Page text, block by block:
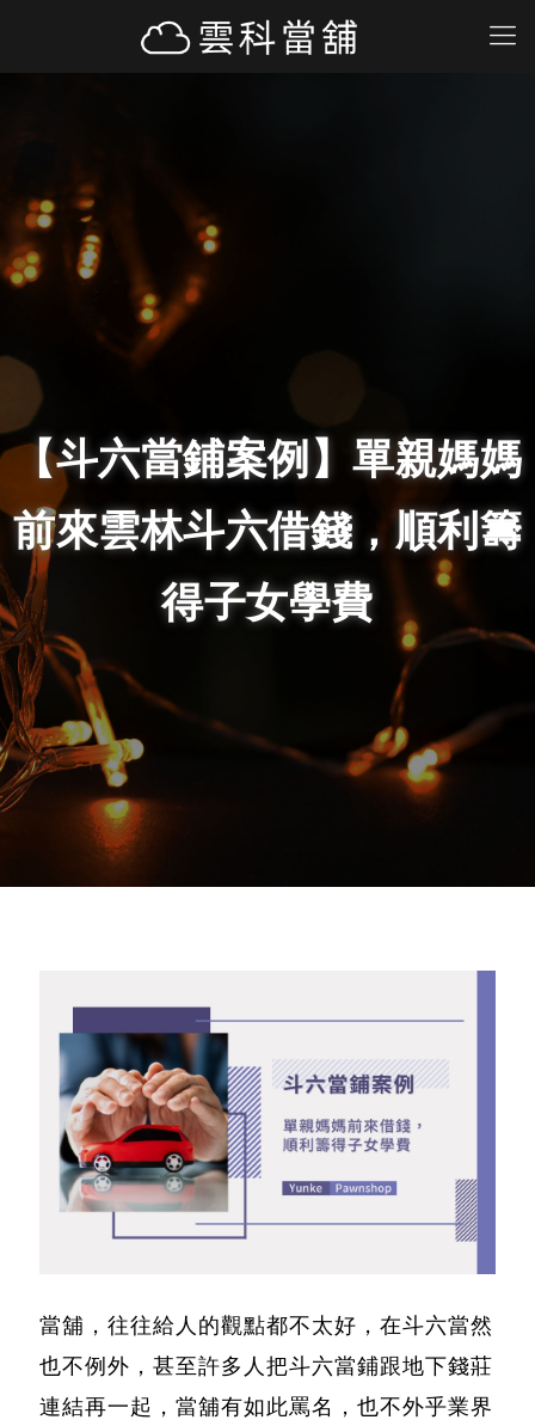
【斗六當鋪案例】單親媽媽
前來雲林斗六借錢，順利籌
得子女學費
當舖，往往給人的觀點都不太好，在斗六當然
也不例外，甚至許多人把斗六當鋪跟地下錢莊
連結再一起，當舖有如此罵名，也不外乎業界